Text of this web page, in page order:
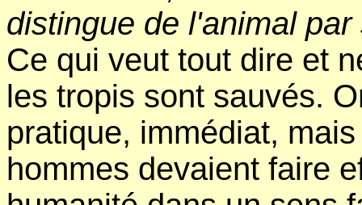
distingue de l'animal
Ce qui veut tout dire et
les tropis sont sauvés.
pratique, immédiat,
hommes devaient faire